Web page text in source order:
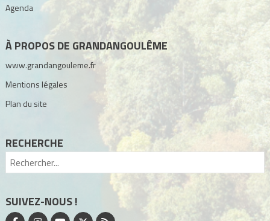
Agenda
À PROPOS DE GRANDANGOULÊME
www.grandangouleme.fr
Mentions légales
Plan du site
RECHERCHE
SUIVEZ-NOUS !